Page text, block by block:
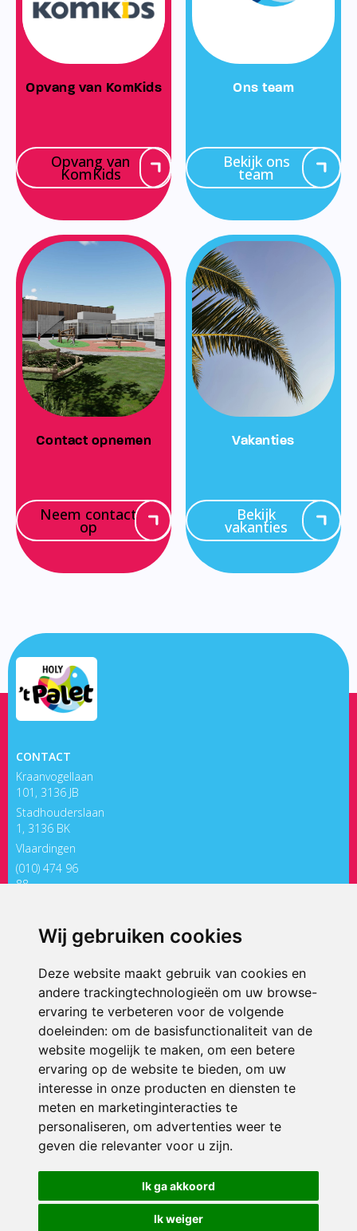
Wij gebruiken cookies
Deze website maakt gebruik van cookies en
andere trackingtechnologieën om uw browse-
ervaring te verbeteren voor de volgende
doeleinden: om de basisfunctionaliteit van de
website mogelijk te maken, om een betere
ervaring op de website te bieden, om uw
interesse in onze producten en diensten te
meten en marketinginteracties te
personaliseren, om advertenties weer te
geven die relevanter voor u zijn.
Ik ga akkoord
Ik weiger
Opvang van KomKids
Opvang van
KomKids
Ons team
Bekijk ons
team
Contact opnemen
Neem contact
op
Vakanties
Bekijk
vakanties
CONTACT
Kraanvogellaan
101, 3136 JB
Stadhouderslaan
1, 3136 BK
Vlaardingen
(010) 474 96
88
ONDERDEEL VAN
© 2026 ’t Palet Holy | Alle rechten voorbehouden
Privacy policy|Disclaimer| Klachtenregeling|RSIN en Anbi
voorkeuren
Crealisatie The MindOffice